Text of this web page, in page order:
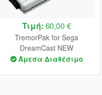
Τιμή: 60,00 €
TremorPak for Sega
DreamCast NEW
Άμεσα Διαθέσιμο